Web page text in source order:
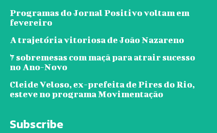
Programas do Jornal Positivo voltam em
fevereiro
A trajetória vitoriosa de João Nazareno
7 sobremesas com maçã para atrair sucesso
no Ano-Novo
Cleide Veloso, ex-prefeita de Pires do Rio,
esteve no programa Movimentação
Subscribe